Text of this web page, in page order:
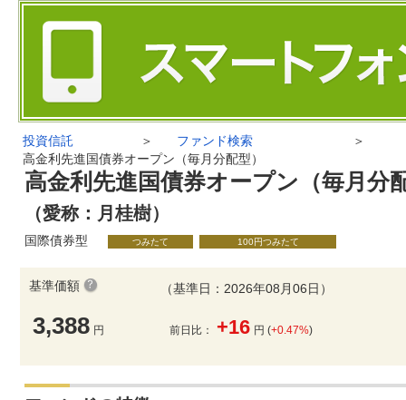
投資信託 ＞ ファンド検索
＞
高金利先進国債券オープン（毎月分配型）
高金利先進国債券オープン（毎月分
（愛称：月桂樹）
国際債券型 つみたて 100円つみたて
基準価額
3,388 円
（基準日：2026年08月06日）
前日比： +16 円 (+0.47%)